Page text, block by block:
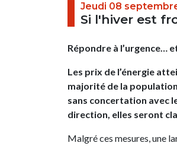
Jeudi 08
Si l'hiver est
Répondre à l’urgence…
Les prix de l’énergie
majorité de la
sans concertation avec
direction, elles seront
Malgré ces mesures, une